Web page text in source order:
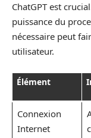
ChatGPT est
puissance du
nécessaire peut
utilisateur.
Élément
Connexion
Internet